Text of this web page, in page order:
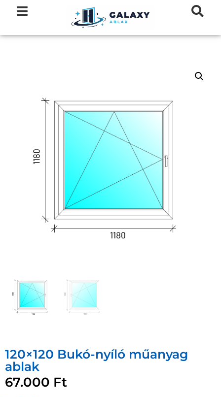
120×120 Bukó-nyíló műanyag
ablak
67.000 Ft